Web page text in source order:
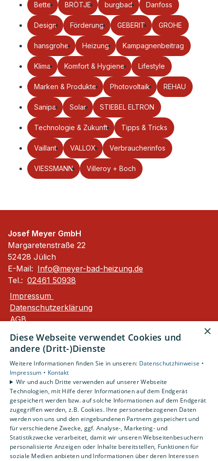
Bette BRÖTJE burgbad Danfoss
Design Förderung GEBERIT GROHE
hansgrohe Heizung Kampagnenbeitrag
Klima Komfort & Hygiene Lifestyle
Marken & Produkte Photovoltaik REHAU
Sanipa Solar STIEBEL ELTRON
Technologie & Zukunft Tipps & Tricks
Vaillant VALLOX Verbraucherinfos
VIESSMANN Villeroy + Boch
Josef Meyer GmbH
Margaretenstraße 22
52428 Jülich
E-Mail: Info@meyer-bad-heizung.de
Tel.: 02461 50938
Impressum
Datenschutzerklärung
AGB
Unsere Bereiche
Privatkunden
Gewerbekunden
Karriere
Unternehmen
Kontakt
×
Diese Webseite verwendet Cookies und
andere (Dritt-)Dienste
Weitere Informationen finden Sie in unseren: Datenschutzhinweise •
Impressum • Kontakt
Wir und auch Dritte verwenden auf unserer Webseite
Technologien, mit Hilfe derer Informationen auf dem Endgerät
gespeichert werden bzw. auf solche Informationen auf dem Endgerät
zugegriffen werden, z.B. Cookies. Ihre personenbezogenen Daten
werden von uns und den eingebundenen Partnern gespeichert und
für verschiedene Zwecke, ggf. Analyse-, Marketing- und
Statistikzwecke verarbeitet, damit wir unseren Webseitenbesuchern
personalisierte Anzeigen oder Inhalte bereitstellen, Funktionen für
soziale Medien anbieten und Informationen über deren Interessen